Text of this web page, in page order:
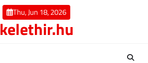
Thu, Jun 18, 2026
kelethir.hu